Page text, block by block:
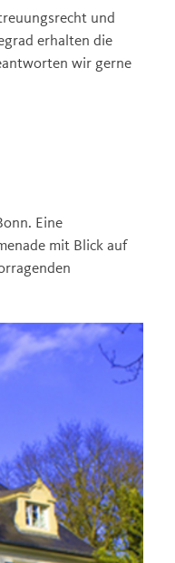
und
erhalten die
wir gerne
Eine
mit Blick auf